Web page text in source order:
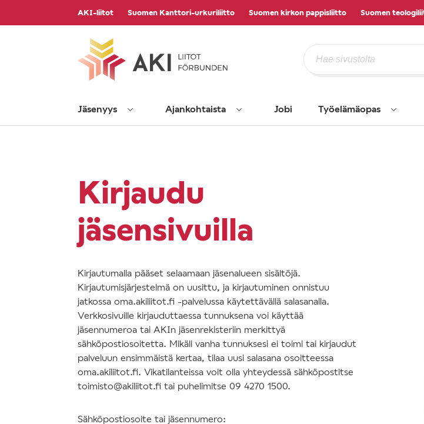
AKI-liitot Suomen Kanttori-urkuriliitto Suomen kirkon pappisliitto Suomen
Jäsenyys Ajankohtaista Jobi Työelämäopas
Kirjaudu
jäsensivuilla
Kirjautumalla pääset selaamaan jäsenalueen sisältöjä.
Kirjautumisjärjestelmä on uusittu, ja kirjautuminen onnistuu
jatkossa oma.akiliitot.fi -palvelussa käytettävällä salasanalla.
Verkkosivuille kirjauduttaessa tunnuksena voi käyttää
jäsennumeroa tai AKIn jäsenrekisteriin merkittyä
sähköpostiosoitetta. Mikäli vanha tunnuksesi ei toimi tai kirjaudut
palveluun ensimmäistä kertaa, tilaa uusi salasana osoitteessa
oma.akiliitot.fi. Vikatilanteissa voit olla yhteydessä sähköpostitse
toimisto@akiliitot.fi tai puhelimitse 09 4270 1500.
Sähköpostiosoite tai jäsennumero: